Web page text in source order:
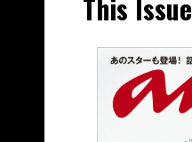
This Issue